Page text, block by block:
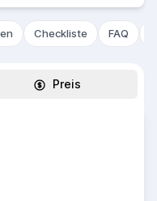
Checkliste FAQ
Preis